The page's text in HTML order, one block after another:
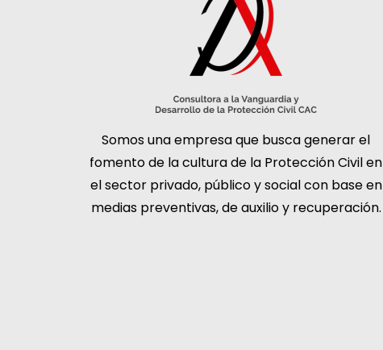
Somos una empresa que busca generar el
fomento de la cultura de la Protección Civil en
el sector privado, público y social con base en
medias preventivas, de auxilio y recuperación.